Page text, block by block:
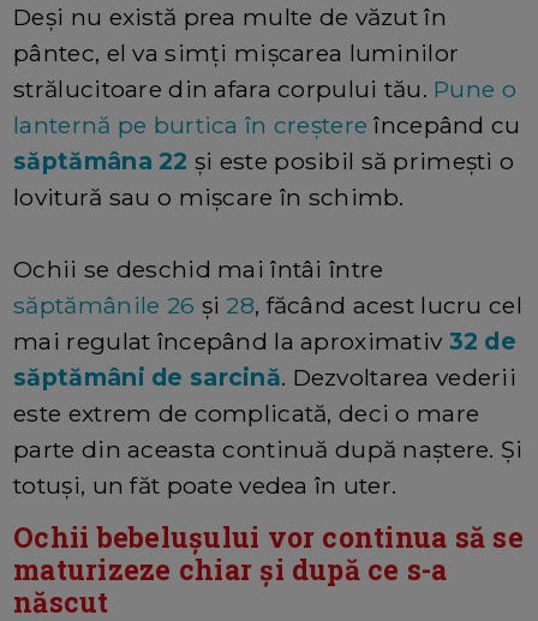
Deși nu există prea multe de văzut în
pântec, el va simți mișcarea luminilor
strălucitoare din afara corpului tău. Pune o
lanternă pe burtica în creștere începând cu
săptămâna 22 și este posibil să primești o
lovitură sau o mișcare în schimb.
Ochii se deschid mai întâi între
săptămânile 26 și 28, făcând acest lucru cel
mai regulat începând la aproximativ 32 de
săptămâni de sarcină. Dezvoltarea vederii
este extrem de complicată, deci o mare
parte din aceasta continuă după naștere. Și
totuși, un făt poate vedea în uter.
Ochii bebelușului vor continua să se
maturizeze chiar și după ce s-a
născut